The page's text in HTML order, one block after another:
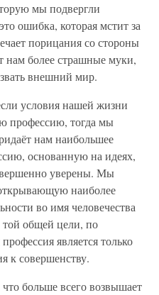
мы подвергли
ошибка, которая мстит за
порицания со стороны
нам более страшные муки,
внешний мир.
условия нашей жизни
профессию, тогда мы
нам наибольшее
основанную на идеях,
уверены. Мы
наиболее
во имя человечества
общей цели, по
является только
к совершенству.
больше всего возвышает